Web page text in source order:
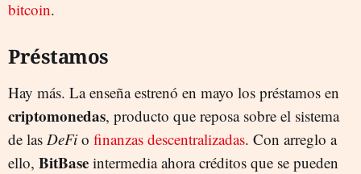
bitcoin.
Préstamos
Hay más. La enseña estrenó en mayo los préstamos en
criptomonedas, producto que reposa sobre el sistema
de las DeFi o finanzas descentralizadas. Con arreglo a
ello, BitBase intermedia ahora créditos que se pueden